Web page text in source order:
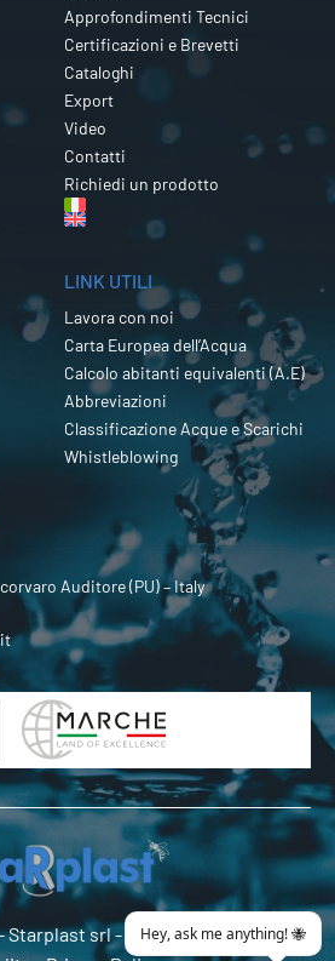
Approfondimenti Tecnici
Certificazioni e Brevetti
Cataloghi
Export
Video
Contatti
Richiedi un prodotto
LINK UTILI
Lavora con noi
Carta Europea dell’Acqua
Calcolo abitanti equivalenti (A.E)
Abbreviazioni
Classificazione Acque e Scarichi
Whistleblowing
Auditore (PU) – Italy
Starplast srl- P.Iva 02274180419 -